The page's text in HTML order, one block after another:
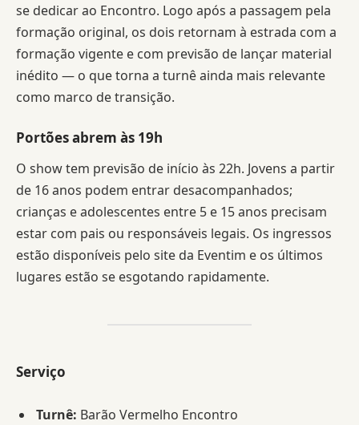
se dedicar ao Encontro. Logo após a passagem pela
formação original, os dois retornam à estrada com a
formação vigente e com previsão de lançar material
inédito — o que torna a turnê ainda mais relevante
como marco de transição.
Portões abrem às 19h
O show tem previsão de início às 22h. Jovens a partir
de 16 anos podem entrar desacompanhados;
crianças e adolescentes entre 5 e 15 anos precisam
estar com pais ou responsáveis legais. Os ingressos
estão disponíveis pelo site da Eventim e os últimos
lugares estão se esgotando rapidamente.
Serviço
Turnê: Barão Vermelho Encontro